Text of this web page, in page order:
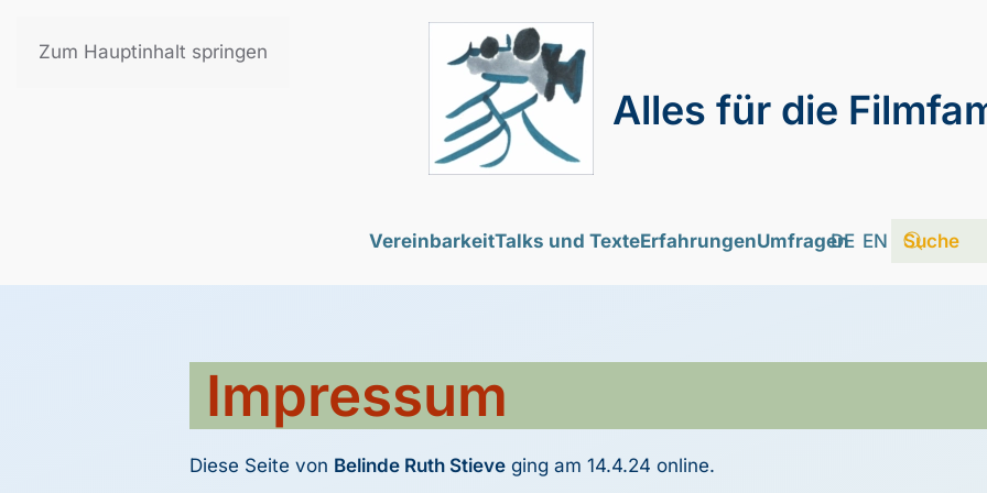
Zum Hauptinhalt springen
Alles für die
VereinbarkeitTalks und TexteErfahrungenUmfragen
DE EN
Impressum
Diese Seite von Belinde Ruth Stieve ging am 14.4.24 online.